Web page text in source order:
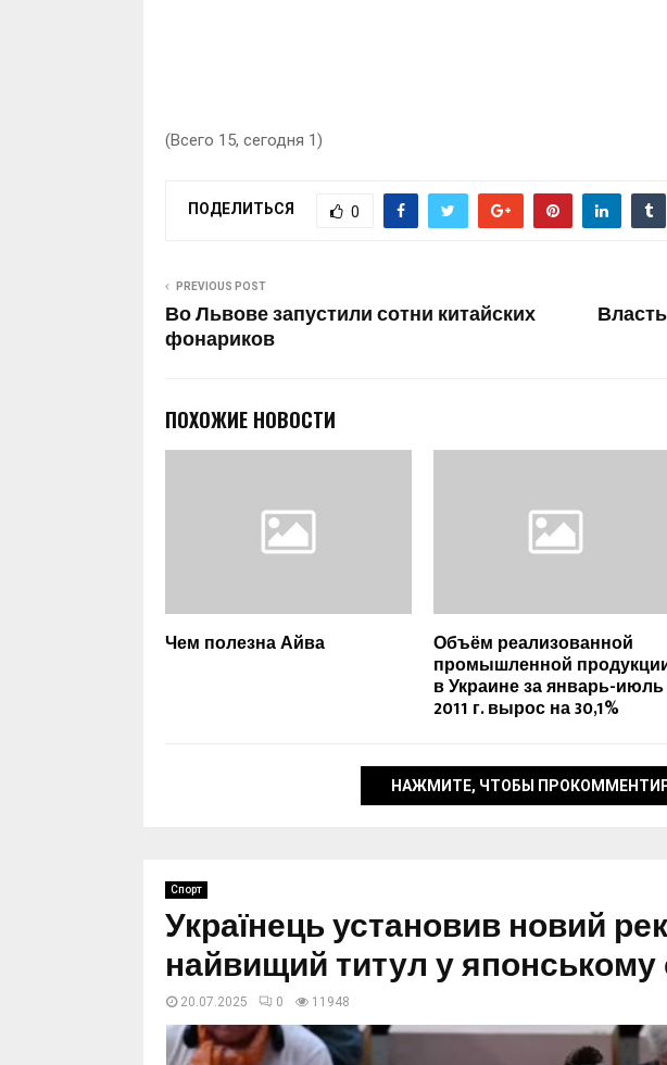
(Всего 15, сегодня 1)
ПОДЕЛИТЬСЯ 0
PREVIOUS POST
Во Львове запустили сотни китайских
фонариков
ПОХОЖИЕ НОВОСТИ
Чем полезна Айва Объём реализованной
промышленной
в Украине за январь-июль
2011 г. вырос на 30,1%
НАЖМИТЕ, ЧТОБЫ
Спорт
Українець установив новий
найвищий титул у
20.07.2025 0 11948